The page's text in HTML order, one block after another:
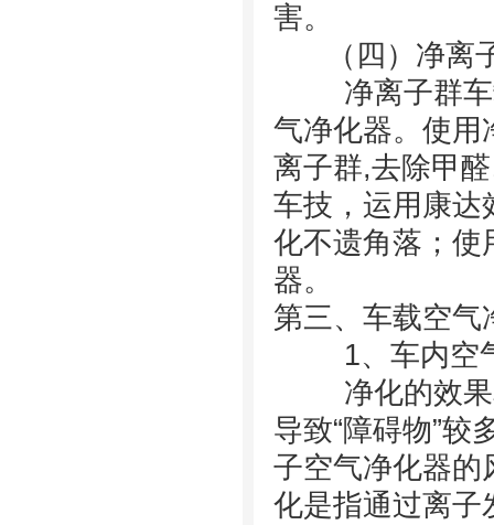
害。
（四）净离
净离子群车载
气净化器。使用
离子群,去除甲
车技，运用康达
化不遗角落；使
器。
第三、车载空气
1、车内空气
净化的效果和
导致“障碍物”较
子空气净化器的
化是指通过离子